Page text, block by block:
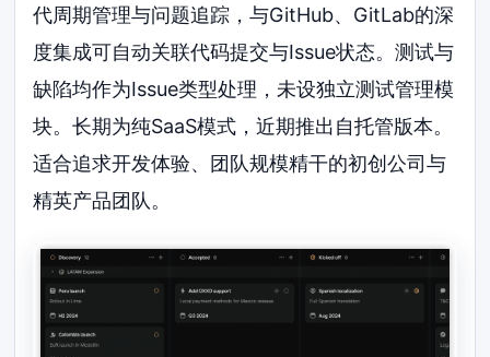
代周期管理与问题追踪，与GitHub、GitLab的深
度集成可自动关联代码提交与Issue状态。测试与
缺陷均作为Issue类型处理，未设独立测试管理模
块。长期为纯SaaS模式，近期推出自托管版本。
适合追求开发体验、团队规模精干的初创公司与
精英产品团队。